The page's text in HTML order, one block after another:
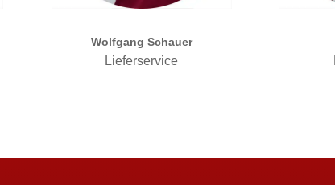
Wolfgang Schauer
Lieferservice